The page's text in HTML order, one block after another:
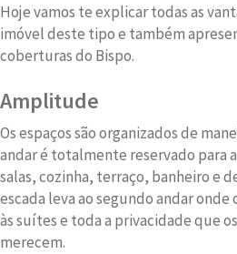
Hoje vamos te explicar todas as
imóvel deste tipo e também
coberturas do Bispo.
Amplitude
Os espaços são organizados de
andar é totalmente reservado para
salas, cozinha, terraço, banheiro e
escada leva ao segundo andar onde
às suítes e toda a privacidade que
merecem.